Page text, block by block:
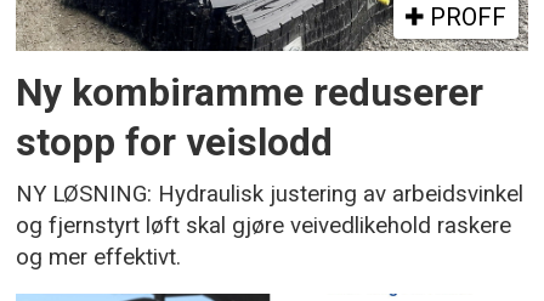
PROFF
Ny kombiramme reduserer
stopp for veislodd
NY LØSNING: Hydraulisk justering av arbeidsvinkel
og fjernstyrt løft skal gjøre veivedlikehold raskere
og mer effektivt.